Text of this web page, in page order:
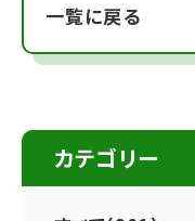
一覧に戻る
カテゴリー